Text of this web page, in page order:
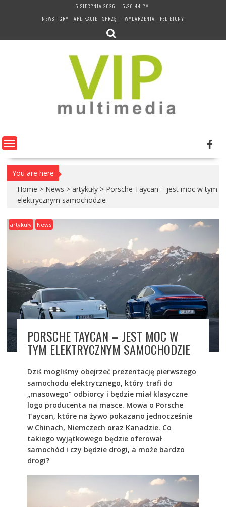
6 SIERPNIA 2026
6:26:45 PM
NEWS
GRY APLIKACJE SPRZĘT WYDARZENIA FELIETONY
You are here
Home > News > artykuły > Porsche Taycan – jest moc w tym
elektrycznym samochodzie
artykuły News
PORSCHE TAYCAN – JEST MOC W
TYM ELEKTRYCZNYM SAMOCHODZIE
Dziś mogliśmy obejrzeć prezentację pierwszego
samochodu elektrycznego, który trafi do
„masowego” odbiorcy i będzie miał klasyczne
logo producenta na masce. Mowa o Porsche
Taycan, które na żywo pokazano jednocześnie
w Chinach, Niemczech oraz Kanadzie. Co
takiego wyjątkowego będzie oferował
samochód i czy będzie drogi, a może bardzo
drogi?